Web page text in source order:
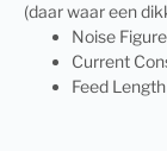
(daar waar een
Noise
Current
Feed